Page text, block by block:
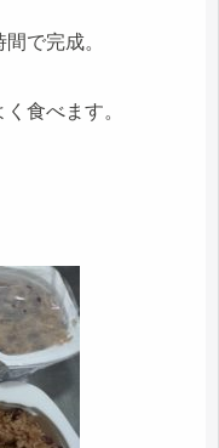
で完成。
食べます。